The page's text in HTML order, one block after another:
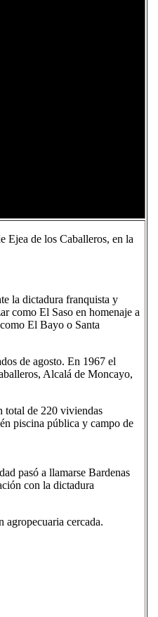
Ejea de los Caballeros, en la
la dictadura franquista y
como El Saso en homenaje a
El Bayo o Santa
de agosto. En 1967 el
Alcalá de Moncayo,
total de 220 viviendas
piscina pública y campo de
pasó a llamarse Bardenas
con la dictadura
agropecuaria cercada.